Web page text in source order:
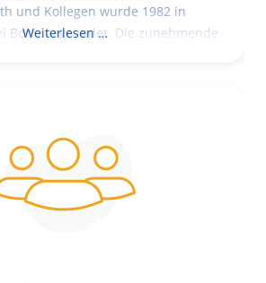
und Kollegen wurde 1982 in
Bonn gegründet. Die zunehmende
Weiterlesen …